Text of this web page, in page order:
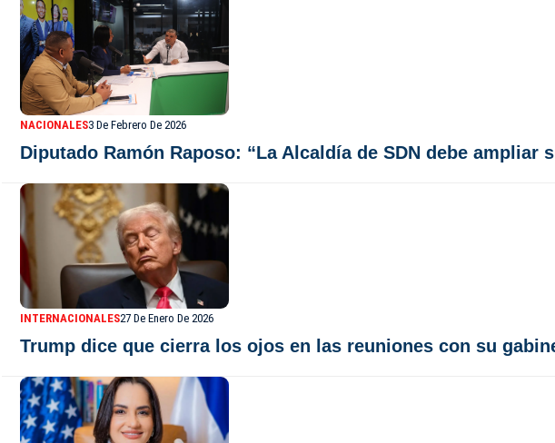
NACIONALES3 De Febrero De 2026
Diputado Ramón Raposo: “La Alcaldía de SDN debe
INTERNACIONALES27 De Enero De 2026
Trump dice que cierra los ojos en las reuniones con su